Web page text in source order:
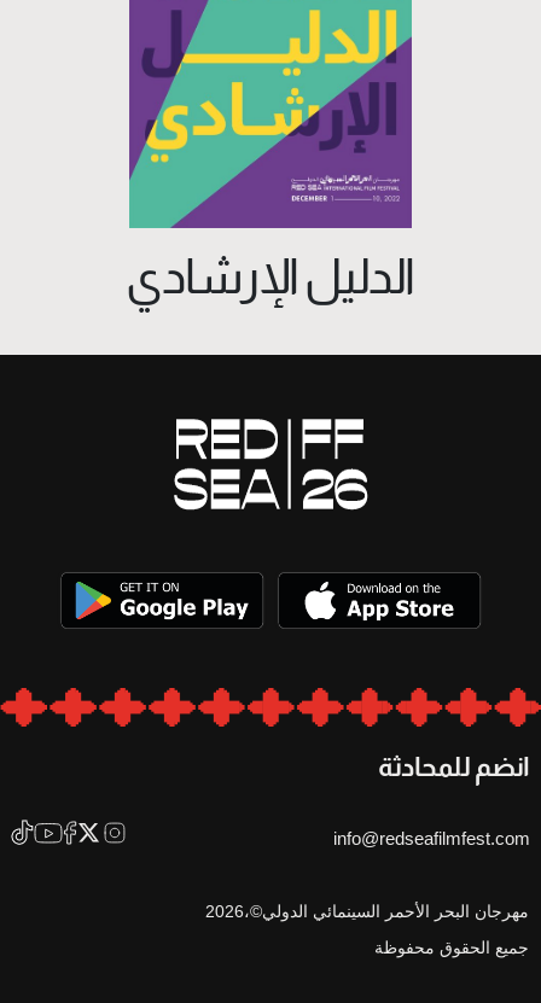
الدليل الإرشادي
انضم للمحادثة
info@redseafilmfest.com
مهرجان البحر الأحمر السينمائي الدولي©،2026
جميع الحقوق محفوظة